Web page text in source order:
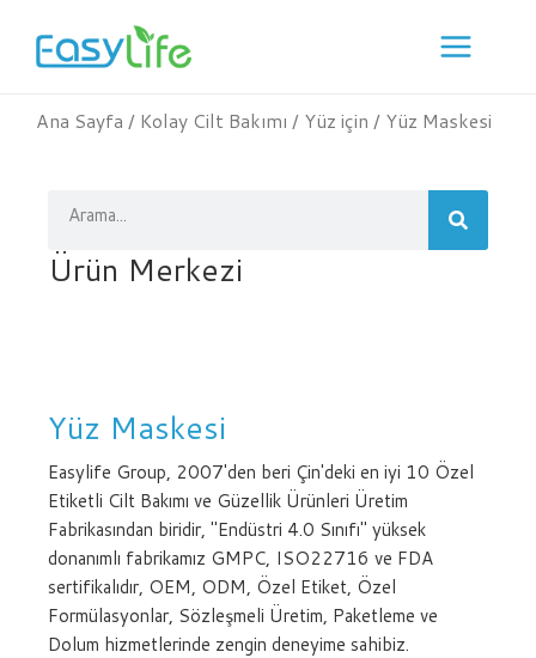
Ana Sayfa / Kolay Cilt Bakımı / Yüz için / Yüz Maskesi
Ürün Merkezi
Yüz Maskesi
Easylife Group, 2007'den beri Çin'deki en iyi 10 Özel
Etiketli Cilt Bakımı ve Güzellik Ürünleri Üretim
Fabrikasından biridir, "Endüstri 4.0 Sınıfı" yüksek
donanımlı fabrikamız GMPC, ISO22716 ve FDA
sertifikalıdır, OEM, ODM, Özel Etiket, Özel
Formülasyonlar, Sözleşmeli Üretim, Paketleme ve
Dolum hizmetlerinde zengin deneyime sahibiz.